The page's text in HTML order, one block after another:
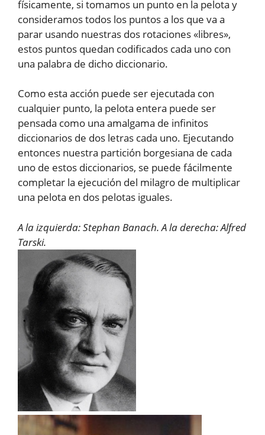
físicamente, si tomamos un punto en la pelota y
consideramos todos los puntos a los que va a
parar usando nuestras dos rotaciones «libres»,
estos puntos quedan codificados cada uno con
una palabra de dicho diccionario.
Como esta acción puede ser ejecutada con
cualquier punto, la pelota entera puede ser
pensada como una amalgama de infinitos
diccionarios de dos letras cada uno. Ejecutando
entonces nuestra partición borgesiana de cada
uno de estos diccionarios, se puede fácilmente
completar la ejecución del milagro de multiplicar
una pelota en dos pelotas iguales.
A la izquierda: Stephan Banach. A la derecha: Alfred
Tarski.